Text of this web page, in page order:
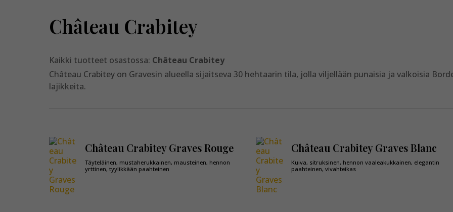
Château Crabitey
Kaikki tuotteet osastossa: Château Crabitey
Château Crabitey on Gravesin alueella sijaitseva 30 hehtaarin tila, jolla viljellään punaisia ja valkoisia
lajikkeita.
Château Crabitey Graves Rouge
Täyteläinen, mustaherukkainen, mausteinen, hennon
yrttinen, tyylikkään paahteinen
Château Crabitey Graves Blanc
Kuiva, sitruksinen, hennon vaaleakukkainen, elegantin
paahteinen, vivahteikas